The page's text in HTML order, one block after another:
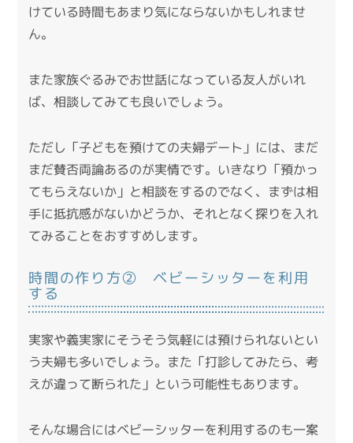
けている時間もあまり気にならないかもしれませ
ん。
また家族ぐるみでお世話になっている友人がいれ
ば、相談してみても良いでしょう。
ただし「子どもを預けての夫婦デート」には、まだ
まだ賛否両論あるのが実情です。いきなり「預かっ
てもらえないか」と相談をするのでなく、まずは相
手に抵抗感がないかどうか、それとなく探りを入れ
てみることをおすすめします。
時間の作り方② ベビーシッターを利用
する
実家や義実家にそうそう気軽には預けられないとい
う夫婦も多いでしょう。また「打診してみたら、考
えが違って断られた」という可能性もあります。
そんな場合にはベビーシッターを利用するのも一案